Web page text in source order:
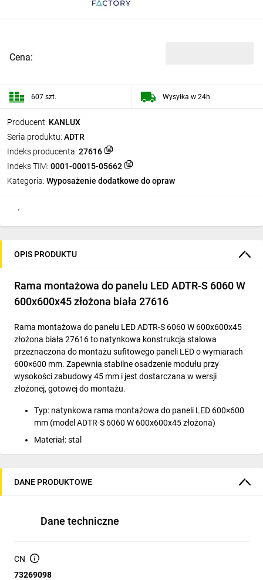
Producent: KANLUX
Seria produktu: ADTR
Indeks producenta: 27616
Indeks TIM: 0001-00015-05662
Kategoria: Wyposażenie dodatkowe do opraw
Cena:
607 szt. Wysyłka w 24h
OPIS PRODUKTU
Rama montażowa do panelu LED ADTR-S 6060 W
600x600x45 złożona biała 27616
Rama montażowa do panelu LED ADTR-S 6060 W 600x600x45
złożona biała 27616 to natynkowa konstrukcja stalowa
przeznaczona do montażu sufitowego paneli LED o wymiarach
600×600 mm. Zapewnia stabilne osadzenie modułu przy
wysokości zabudowy 45 mm i jest dostarczana w wersji
złożonej, gotowej do montażu.
Typ: natynkowa rama montażowa do paneli LED 600×600
mm (model ADTR-S 6060 W 600x600x45 złożona)
Materiał: stal
Kolor: biały
wysokość 45 mm
element gotowy do instalacji
Modernizacje oświetlenia w obiektach bez sufitu
podwieszanego — instalacje natynkowe
DANE PRODUKTOWE
Dane techniczne
CN
73269098